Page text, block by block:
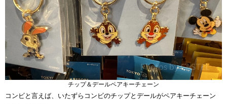
チップ＆デールペアキーチェーン
コンビと言えば、いたずらコンビのチップとデールがペアキーチェーン